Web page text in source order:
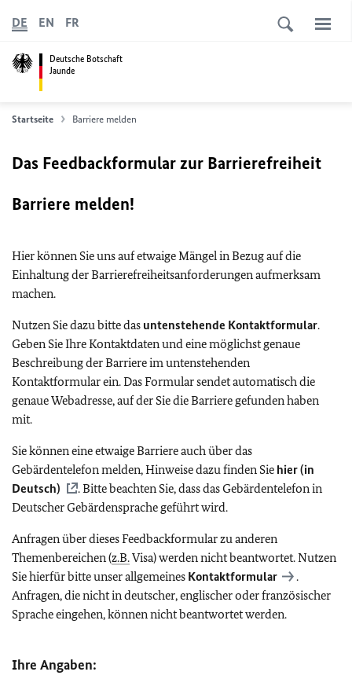
Deutsche Botschaft
Jaunde
DE EN FR
Startseite Barriere melden
Das Feedbackformular zur Barrierefreiheit
Barriere melden!
Hier können Sie uns auf etwaige Mängel in Bezug auf die
Einhaltung der Barrierefreiheitsanforderungen aufmerksam
machen.
Nutzen Sie dazu bitte das untenstehende Kontaktformular.
Geben Sie Ihre Kontaktdaten und eine möglichst genaue
Beschreibung der Barriere im untenstehenden
Kontaktformular ein. Das Formular sendet automatisch die
genaue Webadresse, auf der Sie die Barriere gefunden haben
mit.
Sie können eine etwaige Barriere auch über das
Gebärdentelefon melden, Hinweise dazu finden Sie hier (in
Deutsch)
. Bitte beachten Sie, dass das Gebärdentelefon in
Deutscher Gebärdensprache geführt wird.
Anfragen über dieses Feedbackformular zu anderen
Themenbereichen (z.B.Visa) werden nicht beantwortet. Nutzen
Sie hierfür bitte unser allgemeines Kontaktformular
.
Anfragen, die nicht in deutscher, englischer oder französischer
Sprache eingehen, können nicht beantwortet werden.
Ihre Angaben: